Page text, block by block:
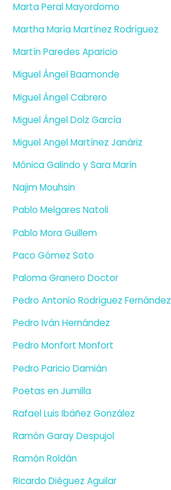
Marta Peral Mayordomo
Martha María Martínez Rodríguez
Martín Paredes Aparicio
Miguel Ángel Baamonde
Miguel Ángel Cabrero
Miguel Ángel Dolz García
Miguel Angel Martínez Janáriz
Mónica Galindo y Sara Marín
Najim Mouhsin
Pablo Melgares Natoli
Pablo Mora Guillem
Paco Gómez Soto
Paloma Granero Doctor
Pedro Antonio Rodríguez Fernández
Pedro Iván Hernández
Pedro Monfort Monfort
Pedro Paricio Damián
Poetas en Jumilla
Rafael Luis Ibáñez González
Ramón Garay Despujol
Ramón Roldán
Ricardo Diéguez Aguilar